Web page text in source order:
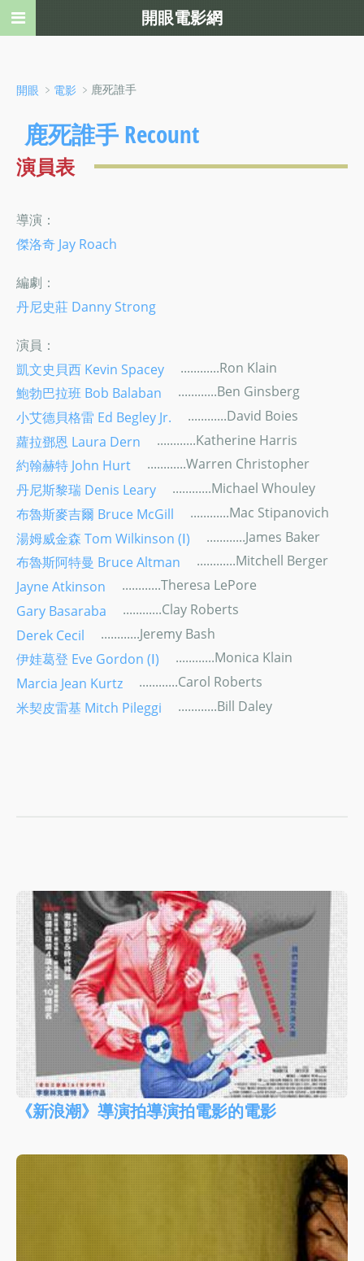
開眼 ﹥ 電影 ﹥鹿死誰手
鹿死誰手 Recount
演員表
導演：
傑洛奇 Jay Roach
編劇：
丹尼史莊 Danny Strong
演員：
凱文史貝西 Kevin Spacey
............Ron Klain
鮑勃巴拉班 Bob Balaban
............Ben Ginsberg
小艾德貝格雷 Ed Begley Jr.
............David Boies
蘿拉鄧恩 Laura Dern
............Katherine Harris
約翰赫特 John Hurt
............Warren Christopher
丹尼斯黎瑞 Denis Leary
............Michael Whouley
布魯斯麥吉爾 Bruce McGill
............Mac Stipanovich
湯姆威金森 Tom Wilkinson (Ⅰ)
............James Baker
布魯斯阿特曼 Bruce Altman
............Mitchell Berger
Jayne Atkinson
............Theresa LePore
Gary Basaraba
............Clay Roberts
Derek Cecil
............Jeremy Bash
伊娃葛登 Eve Gordon (Ⅰ)
............Monica Klain
Marcia Jean Kurtz
............Carol Roberts
米契皮雷基 Mitch Pileggi
............Bill Daley
《新浪潮》導演拍導演拍電影的電影
開眼電影網